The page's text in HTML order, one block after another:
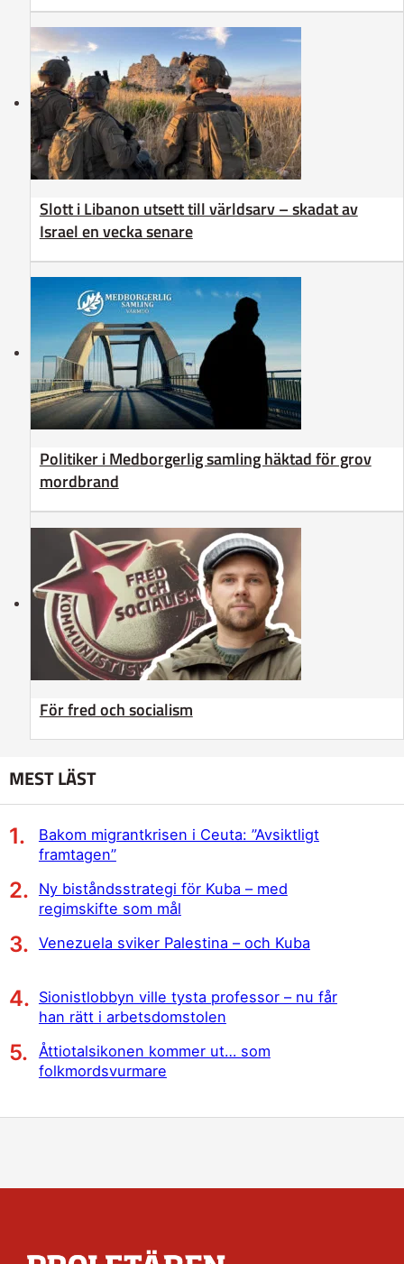
Slott i Libanon utsett till världsarv – skadat av
Israel en vecka senare
Politiker i Medborgerlig samling häktad för grov
mordbrand
För fred och socialism
MEST LÄST
Bakom migrantkrisen i Ceuta: ”Avsiktligt
framtagen”
Ny biståndsstrategi för Kuba – med
regimskifte som mål
Venezuela sviker Palestina – och Kuba
Sionistlobbyn ville tysta professor – nu får
han rätt i arbetsdomstolen
Åttiotalsikonen kommer ut… som
folkmordsvurmare